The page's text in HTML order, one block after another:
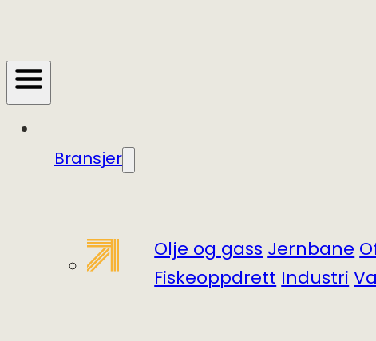
Bransjer
Olje og gassJernbane
FiskeoppdrettIndustri